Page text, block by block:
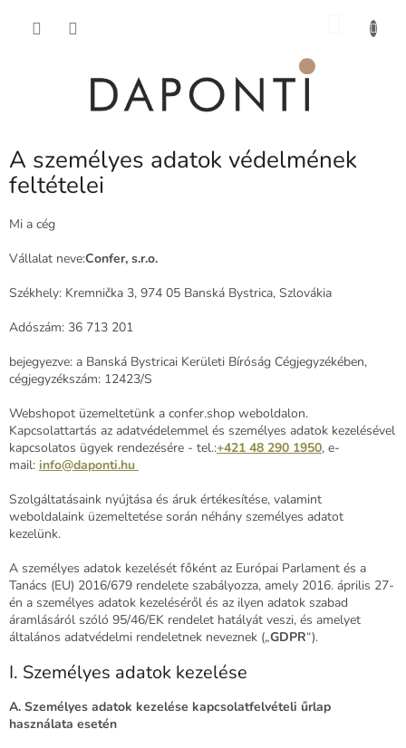
A személyes adatok védelmének
feltételei
Mi a cég
Vállalat neve:Confer, s.r.o.
Székhely: Kremnička 3, 974 05 Banská Bystrica, Szlovákia
Adószám: 36 713 201
bejegyezve: a Banská Bystricai Kerületi Bíróság Cégjegyzékében,
cégjegyzékszám: 12423/S
Webshopot üzemeltetünk a confer.shop weboldalon.
Kapcsolattartás az adatvédelemmel és személyes adatok kezelésével
kapcsolatos ügyek rendezésére - tel.:+421 48 290 1950, e-
mail: info@daponti.hu
Szolgáltatásaink nyújtása és áruk értékesítése, valamint
weboldalaink üzemeltetése során néhány személyes adatot
kezelünk.
A személyes adatok kezelését főként az Európai Parlament és a
Tanács (EU) 2016/679 rendelete szabályozza, amely 2016. április 27-
én a személyes adatok kezeléséről és az ilyen adatok szabad
áramlásáról szóló 95/46/EK rendelet hatályát veszi, és amelyet
általános adatvédelmi rendeletnek neveznek („GDPR“).
I. Személyes adatok kezelése
A. Személyes adatok kezelése kapcsolatfelvételi űrlap
használata esetén